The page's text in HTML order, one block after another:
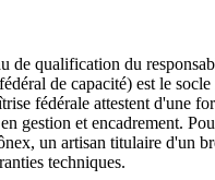
de qualification du
de capacité) est le
fédérale attestent d'une
gestion et encadrement.
un artisan titulaire d'un
techniques.